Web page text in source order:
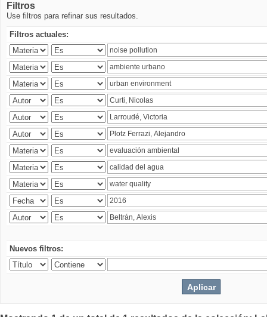
Filtros
Use filtros para refinar sus resultados.
Filtros actuales:
Nuevos filtros: